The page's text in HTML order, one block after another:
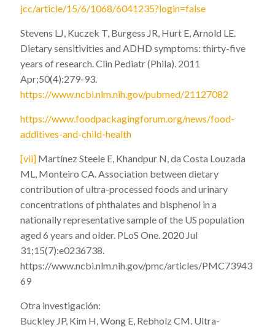
jcc/article/15/6/1068/6041235?login=false
Stevens LJ, Kuczek T, Burgess JR, Hurt E, Arnold LE.
Dietary sensitivities and ADHD symptoms: thirty-five
years of research. Clin Pediatr (Phila). 2011
Apr;50(4):279-93.
https://www.ncbi.nlm.nih.gov/pubmed/21127082
https://www.foodpackagingforum.org/news/food-
additives-and-child-health
[vii] Martínez Steele E, Khandpur N, da Costa Louzada
ML, Monteiro CA.Association between dietary
contribution of ultra-processed foods and urinary
concentrations of phthalates and bisphenol in a
nationally representative sample of the US population
aged 6 years and older. PLoS One. 2020 Jul
31;15(7):e0236738.
https://www.ncbi.nlm.nih.gov/pmc/articles/PMC73943
69
Otra investigación:
Buckley JP, Kim H, Wong E, Rebholz CM. Ultra-